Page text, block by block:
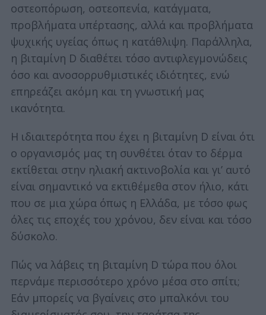
οστεοπόρωση, οστεοπενία, κατάγματα,
προβλήματα υπέρτασης, αλλά και προβλήματα
ψυχικής υγείας όπως η κατάθλιψη. Παράλληλα,
η βιταμίνη D διαθέτει τόσο αντιφλεγμονώδεις
όσο και ανοσορρυθμιστικές ιδιότητες, ενώ
επηρεάζει ακόμη και τη γνωστική μας
ικανότητα.
Η ιδιαιτερότητα που έχει η βιταμίνη D είναι ότι
ο οργανισμός μας τη συνθέτει όταν το δέρμα
εκτίθεται στην ηλιακή ακτινοβολία και γι’ αυτό
είναι σημαντικό να εκτιθέμεθα στον ήλιο, κάτι
που σε μια χώρα όπως η Ελλάδα, με τόσο φως
όλες τις εποχές του χρόνου, δεν είναι και τόσο
δύσκολο.
Πώς να λάβεις τη βιταμίνη D τώρα που όλοι
περνάμε περισσότερο χρόνο μέσα στο σπίτι;
Εάν μπορείς να βγαίνεις στο μπαλκόνι του